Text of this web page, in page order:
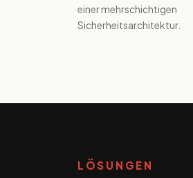
einer mehrschichtigen
Sicherheitsarchitektur.
LÖSUNGEN